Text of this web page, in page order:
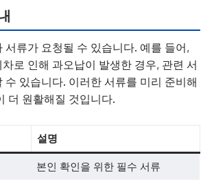
서류가 요청될 수 있습니다. 예를 들어,
로 인해 과오납이 발생한 경우, 관련 서
수 있습니다. 이러한 서류를 미리 준비해
더 원활해질 것입니다.
설명
본인 확인을 위한 필수 서류